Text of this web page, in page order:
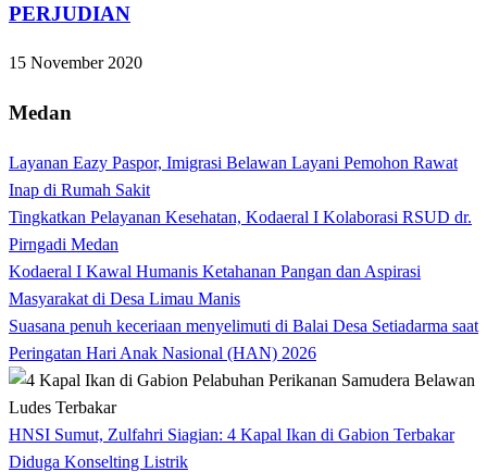
PERJUDIAN
15 November 2020
Medan
Layanan Eazy Paspor, Imigrasi Belawan Layani Pemohon Rawat
Inap di Rumah Sakit
Tingkatkan Pelayanan Kesehatan, Kodaeral I Kolaborasi RSUD dr.
Pirngadi Medan‎
Kodaeral I Kawal Humanis Ketahanan Pangan dan Aspirasi
Masyarakat di Desa Limau Manis
Suasana penuh keceriaan menyelimuti di Balai Desa Setiadarma saat
Peringatan Hari Anak Nasional (HAN) 2026
HNSI Sumut, Zulfahri Siagian: 4 Kapal Ikan di Gabion Terbakar
Diduga Konselting Listrik